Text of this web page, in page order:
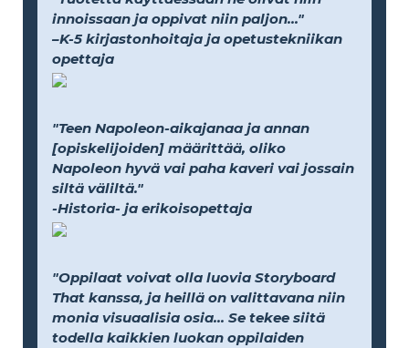
innoissaan ja oppivat niin paljon..."
–K-5 kirjastonhoitaja ja opetustekniikan
opettaja
"Teen Napoleon-aikajanaa ja annan
[opiskelijoiden] määrittää, oliko
Napoleon hyvä vai paha kaveri vai jossain
siltä väliltä."
-Historia- ja erikoisopettaja
"Oppilaat voivat olla luovia Storyboard
That kanssa, ja heillä on valittavana niin
monia visuaalisia osia... Se tekee siitä
todella kaikkien luokan oppilaiden